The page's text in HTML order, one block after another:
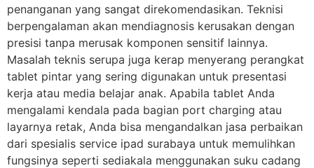
penanganan yang sangat direkomendasikan. Teknisi
berpengalaman akan mendiagnosis kerusakan dengan
presisi tanpa merusak komponen sensitif lainnya.
Masalah teknis serupa juga kerap menyerang perangkat
tablet pintar yang sering digunakan untuk presentasi
kerja atau media belajar anak. Apabila tablet Anda
mengalami kendala pada bagian port charging atau
layarnya retak, Anda bisa mengandalkan jasa perbaikan
dari spesialis service ipad surabaya untuk memulihkan
fungsinya seperti sediakala menggunakan suku cadang